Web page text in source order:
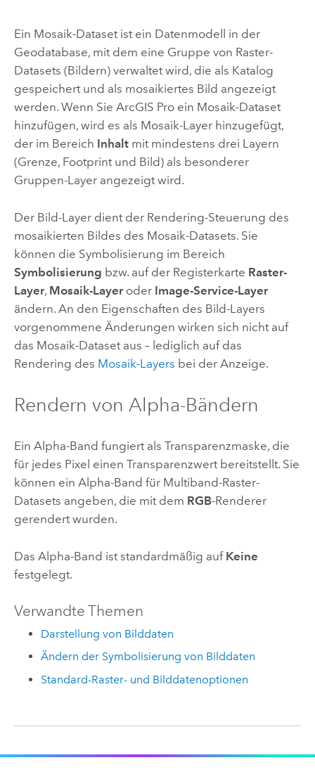
Ein Mosaik-Dataset ist ein Datenmodell in der
Geodatabase, mit dem eine Gruppe von Raster-
Datasets (Bildern) verwaltet wird, die als Katalog
gespeichert und als mosaikiertes Bild angezeigt
werden. Wenn Sie ArcGIS Proein Mosaik-Dataset
hinzufügen, wird es als Mosaik-Layer hinzugefügt,
der im Bereich Inhaltmit mindestens drei Layern
(Grenze, Footprint und Bild) als besonderer
Gruppen-Layer angezeigt wird.
Der Bild-Layer dient der Rendering-Steuerung des
mosaikierten Bildes des Mosaik-Datasets. Sie
können die Symbolisierung im Bereich
Symbolisierung bzw. auf der Registerkarte Raster-
Layer, Mosaik-Layeroder Image-Service-Layer
ändern. An den Eigenschaften des Bild-Layers
vorgenommene Änderungen wirken sich nicht auf
das Mosaik-Dataset aus – lediglich auf das
Rendering des Mosaik-Layers bei der Anzeige.
Rendern von Alpha-Bändern
Ein Alpha-Band fungiert als Transparenzmaske, die
für jedes Pixel einen Transparenzwert bereitstellt. Sie
können ein Alpha-Band für Multiband-Raster-
Datasets angeben, die mit dem RGB-Renderer
gerendert wurden.
Das Alpha-Band ist standardmäßig auf Keine
festgelegt.
Verwandte Themen
Darstellung von Bilddaten
Ändern der Symbolisierung von Bilddaten
Standard-Raster- und Bilddatenoptionen